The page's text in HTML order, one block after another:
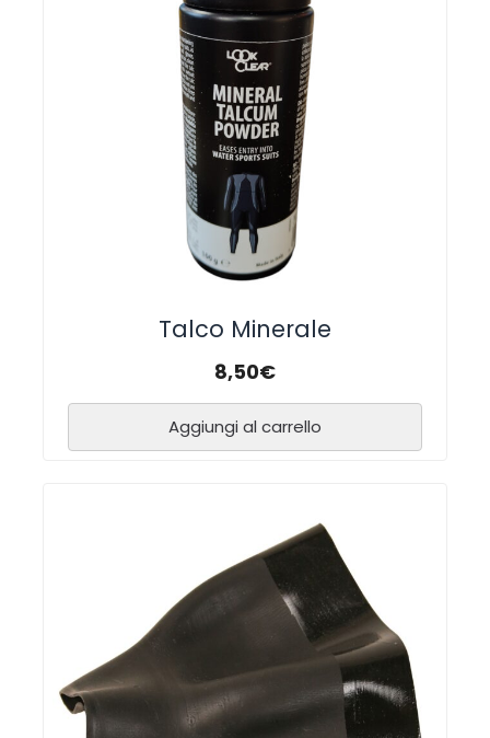
Talco Minerale
8,50€
Aggiungi al carrello